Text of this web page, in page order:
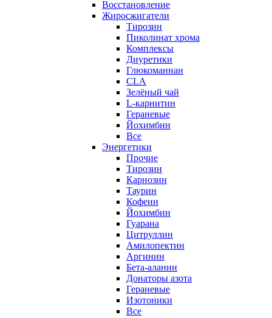
Восстановление
Жиросжигатели
Тирозин
Пиколинат хрома
Комплексы
Диуретики
Глюкоманнан
CLA
Зелёный чай
L-карнитин
Гераневые
Йохимбин
Все
Энергетики
Прочие
Тирозин
Карнозин
Таурин
Кофеин
Йохимбин
Гуарана
Цитруллин
Амилопектин
Аргинин
Бета-аланин
Донаторы азота
Гераневые
Изотоники
Все